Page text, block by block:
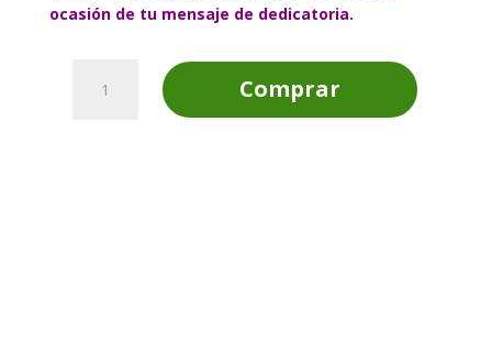
ocasión de tu mensaje de dedicatoria.
Comprar